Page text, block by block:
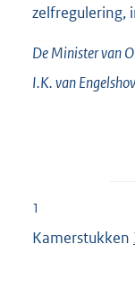
zelfregulering,
De Minister van
I.K. van
1
Kamerstukken